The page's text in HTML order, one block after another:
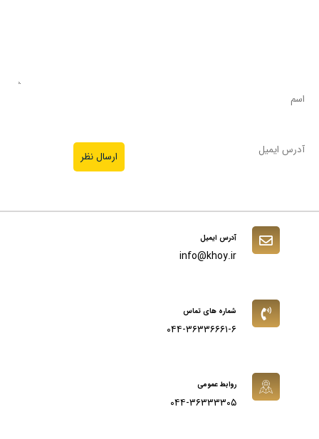
آدرس ایمیل
info@khoy.ir
شماره های تماس
۰۴۴-۳۶۳۳۶۶۶۱-۶
روابط عمومی
۰۴۴-۳۶۳۳۳۳۰۵